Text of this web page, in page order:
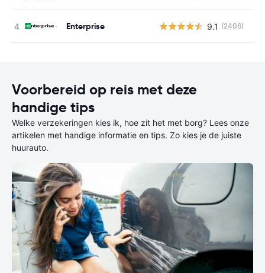
Enterprise 9.1 (2406)
Voorbereid op reis met deze
handige tips
Welke verzekeringen kies ik, hoe zit het met borg? Lees onze
artikelen met handige informatie en tips. Zo kies je de juiste
huurauto.